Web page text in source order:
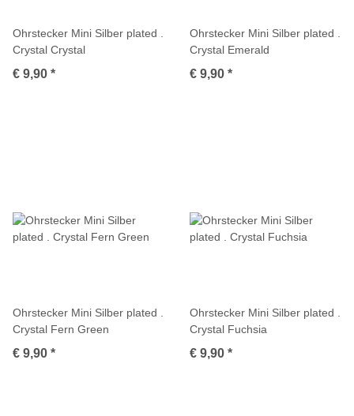
Ohrstecker Mini Silber plated .
Crystal Crystal
€ 9,90 *
Ohrstecker Mini Silber plated .
Crystal Emerald
€ 9,90 *
Ohrstecker Mini Silber plated .
Crystal Fern Green
€ 9,90 *
Ohrstecker Mini Silber plated .
Crystal Fuchsia
€ 9,90 *